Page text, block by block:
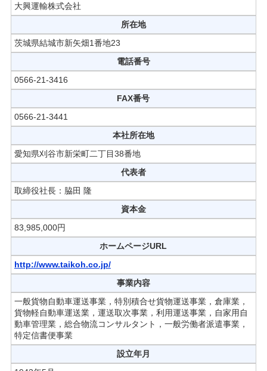
大興運輸株式会社
所在地
茨城県結城市新矢畑1番地23
電話番号
0566-21-3416
FAX番号
0566-21-3441
本社所在地
愛知県刈谷市新栄町二丁目38番地
代表者
取締役社長：脇田 隆
資本金
83,985,000円
ホームページURL
http://www.taikoh.co.jp/
事業内容
一般貨物自動車運送事業，特別積合せ貨物運送事業，倉庫業，
貨物軽自動車運送業，運送取次事業，利用運送事業，自家用自
動車管理業，総合物流コンサルタント，一般労働者派遣事業，
特定信書便事業
設立年月